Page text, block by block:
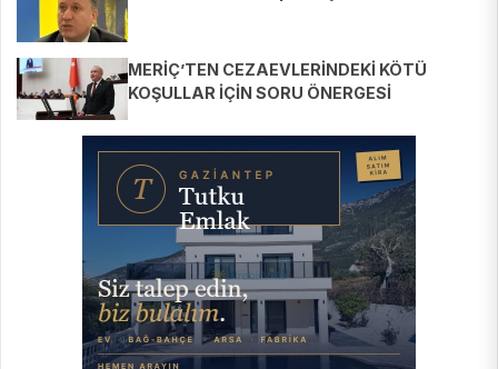
MERİÇ’TEN CEZAEVLERİNDEKİ KÖTÜ
KOŞULLAR İÇİN SORU ÖNERGESİ